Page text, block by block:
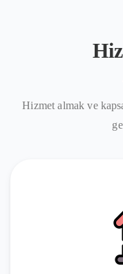
Hizmet almak ve